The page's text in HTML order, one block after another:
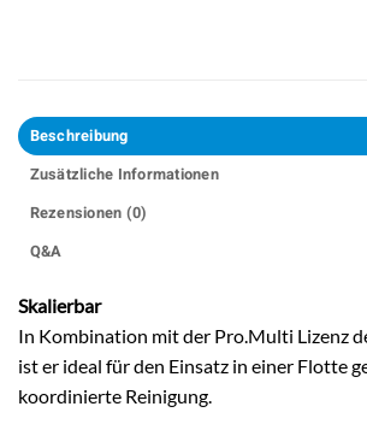
Beschreibung
Zusätzliche Informationen
Rezensionen (0)
Q&A
Skalierbar
In Kombination mit der Pro.Multi Lizenz
ist er ideal für den Einsatz in einer Flotte
koordinierte Reinigung.